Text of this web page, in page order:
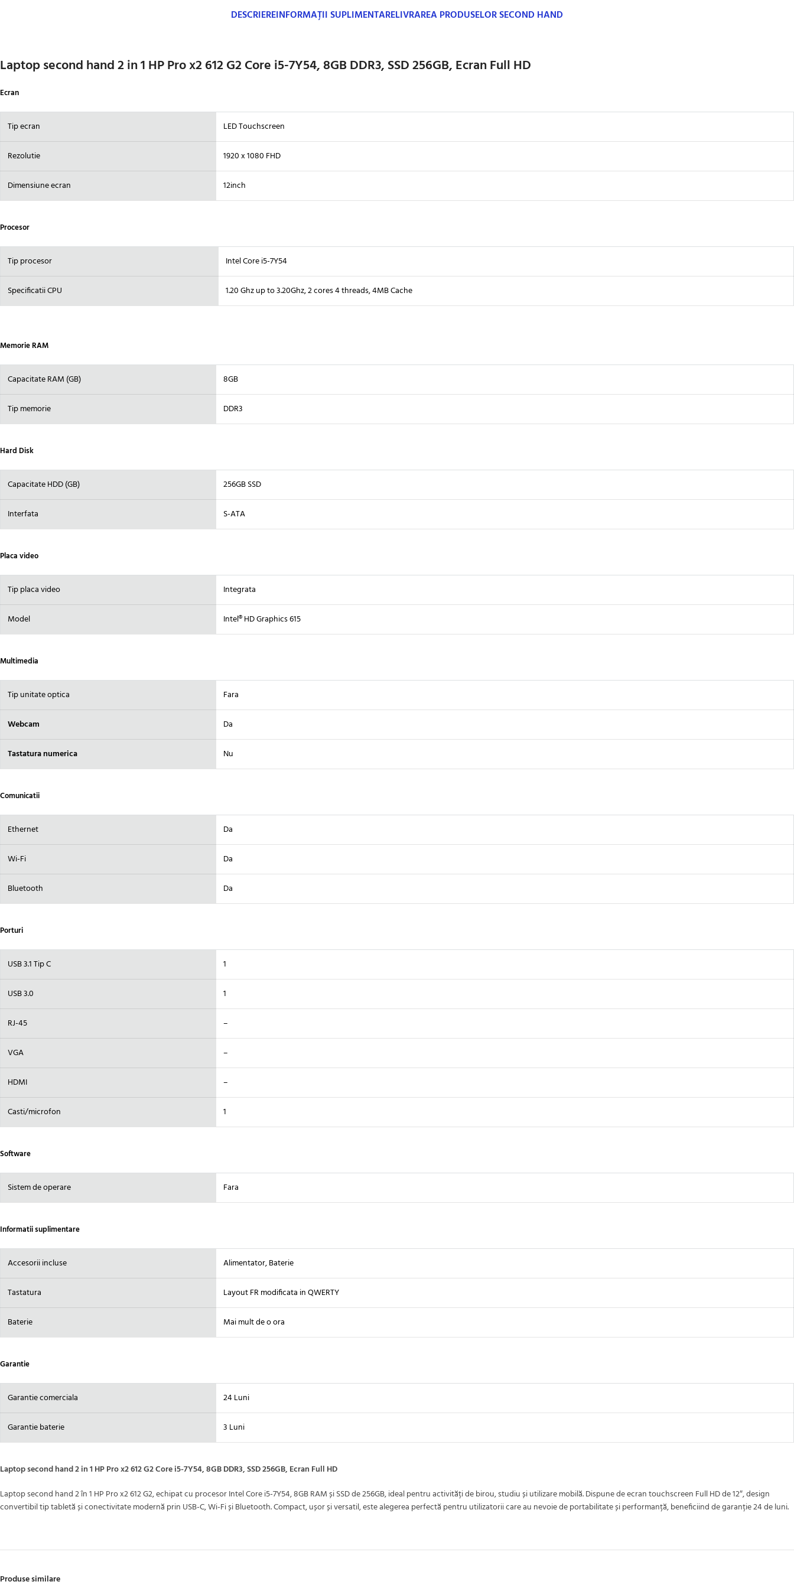
DESCRIEREINFORMAȚII SUPLIMENTARELIVRAREA PRODUSELOR SECOND HAND
Laptop second hand 2 in 1 HP Pro x2 612 G2 Core i5-7Y54, 8GB DDR3, SSD 256GB, Ecran Full HD
Ecran
Tip ecran LED Touchscreen
Rezolutie 1920 x 1080 FHD
Dimensiune ecran 12inch
Procesor
Tip procesor Intel Core i5-7Y54
Specificatii CPU 1.20 Ghz up to 3.20Ghz, 2 cores 4 threads, 4MB Cache
Memorie RAM
Capacitate RAM (GB) 8GB
Tip memorie DDR3
Hard Disk
Capacitate HDD (GB) 256GB SSD
Interfata S-ATA
Placa video
Tip placa video Integrata
Model Intel® HD Graphics 615
Multimedia
Tip unitate optica Fara
Webcam Da
Tastatura numerica Nu
Comunicatii
Ethernet Da
Wi-Fi Da
Bluetooth Da
Porturi
USB 3.1 Tip C 1
USB 3.0 1
RJ-45 –
VGA –
HDMI –
Casti/microfon 1
Software
Sistem de operare Fara
Informatii suplimentare
Accesorii incluse Alimentator, Baterie
Tastatura Layout FR modificata in QWERTY
Baterie Mai mult de o ora
Garantie
Garantie comerciala 24 Luni
Garantie baterie 3 Luni
Laptop second hand 2 in 1 HP Pro x2 612 G2 Core i5-7Y54, 8GB DDR3, SSD 256GB, Ecran Full HD
Laptop second hand 2 în 1 HP Pro x2 612 G2, echipat cu procesor Intel Core i5-7Y54, 8GB RAM și SSD de 256GB, ideal pentru activități de birou, studiu și utilizare mobilă. Dispune de ecran touchscreen Full HD de 12″, design
convertibil tip tabletă și conectivitate modernă prin USB-C, Wi-Fi și Bluetooth. Compact, ușor și versatil, este alegerea perfectă pentru utilizatorii care au nevoie de portabilitate și performanță, beneficiind de garanție 24 de luni.
Produse similare